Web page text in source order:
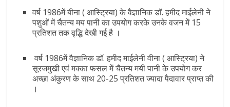
वर्ष 1986में बीना ( आस्ट्रिया) के वैज्ञानिक डॉ. हमीद माईलेनी ने
पशुओं में चैतन्य मय पानी का उपयोग करके उनके वजन में 15
प्रतिशत तक वृद्धि देखी गई है ।
वर्ष 1986में वैज्ञानिक डॉ. हमीद माईलेनी वीना ( आस्ट्रिया) ने
सूरजमुखी एवं मक्का फसल में चैतन्य मयी पानी के उपयोग कर
अच्छा अंकुरण के साथ 20-25 प्रतिशत ज्यादा पैदावार प्राप्त की
।